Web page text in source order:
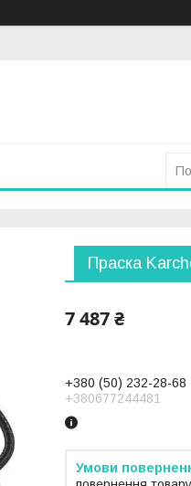
Праска
7 487 ₴
+380 (50) 232-28-68
+380677244481